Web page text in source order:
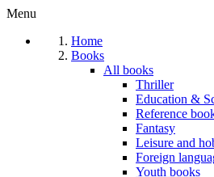
Menu
Home
Books
All books
Thriller
Education &
Reference
Fantasy
Leisure and
Foreign
Youth books